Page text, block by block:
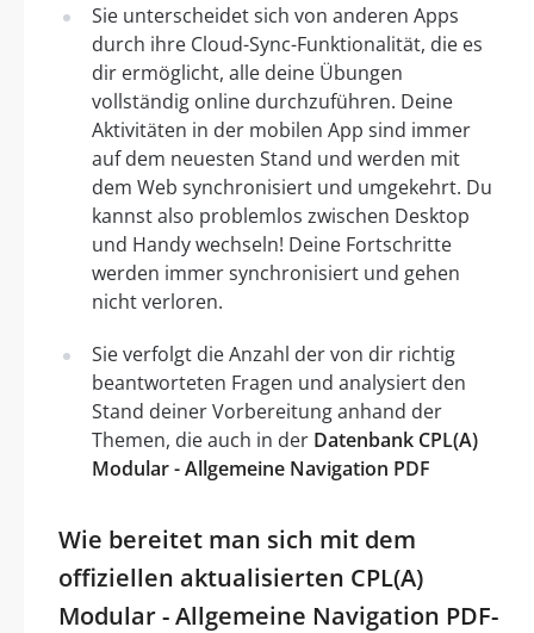
Sie unterscheidet sich von anderen Apps
durch ihre Cloud-Sync-Funktionalität, die es
dir ermöglicht, alle deine Übungen
vollständig online durchzuführen. Deine
Aktivitäten in der mobilen App sind immer
auf dem neuesten Stand und werden mit
dem Web synchronisiert und umgekehrt. Du
kannst also problemlos zwischen Desktop
und Handy wechseln! Deine Fortschritte
werden immer synchronisiert und gehen
nicht verloren.
Sie verfolgt die Anzahl der von dir richtig
beantworteten Fragen und analysiert den
Stand deiner Vorbereitung anhand der
Themen, die auch in der Datenbank CPL(A)
Modular - Allgemeine Navigation PDF
Wie bereitet man sich mit dem
offiziellen aktualisierten CPL(A)
Modular - Allgemeine Navigation PDF-